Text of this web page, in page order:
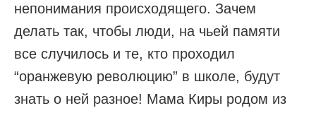
непонимания происходящего. Зачем
делать так, чтобы люди, на чьей памяти
все случилось и те, кто проходил
“оранжевую революцию” в школе, будут
знать о ней разное! Мама Киры родом из